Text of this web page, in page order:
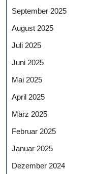
September 2025
August 2025
Juli 2025
Juni 2025
Mai 2025
April 2025
März 2025
Februar 2025
Januar 2025
Dezember 2024